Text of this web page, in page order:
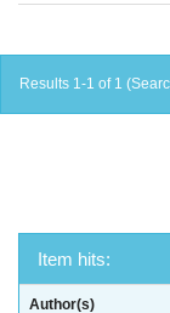
Results 1-1 of 1
Item hits:
Author(s)